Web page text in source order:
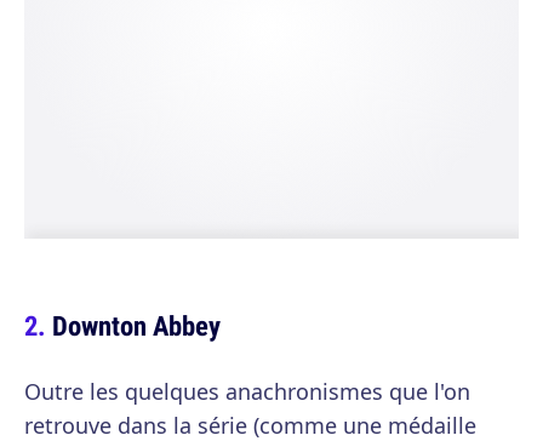
Downton Abbey
Outre les quelques anachronismes que l'on
retrouve dans la série (comme une médaille